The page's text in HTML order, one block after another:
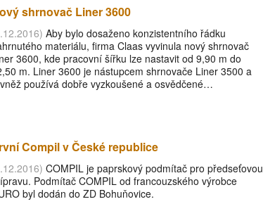
shrnovač Liner 3600
Aby bylo dosaženo konzistentního řádku
materiálu, firma Claas vyvinula nový shrnovač
3600, kde pracovní šířku lze nastavit od 9,90 m do
m. Liner 3600 je nástupcem shrnovače Liner 3500 a
používá dobře vyzkoušené a osvědčené…
Compil v České republice
COMPIL je paprskový podmítač pro předseťovou
Podmítač COMPIL od francouzského výrobce
byl dodán do ZD Bohuňovice.